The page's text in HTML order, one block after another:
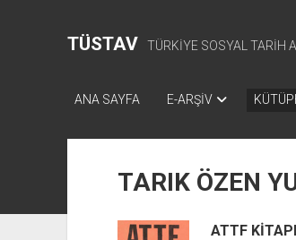
TÜSTAV TÜRKİYE SOSYAL TARİH
ANA SAYFA E-ARŞİV
TARIK ÖZEN
ATTF